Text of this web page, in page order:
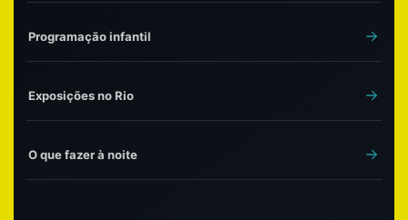
Programação infantil
Exposições no Rio
O que fazer à noite